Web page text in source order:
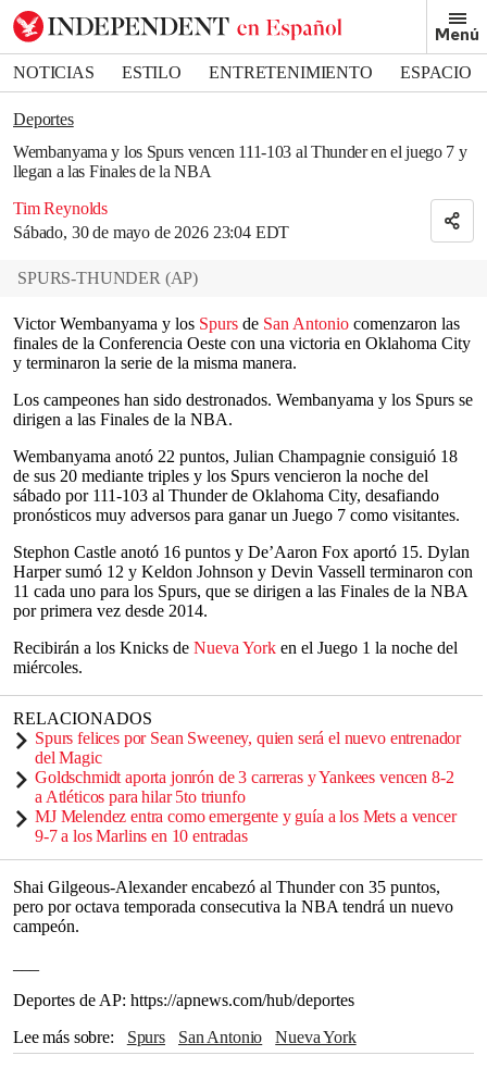
Menú
NOTICIAS ESTILO ENTRETENIMIENTO
ESPACIO
DEPORTES
Deportes
Wembanyama y los Spurs vencen 111-103 al Thunder en el juego 7 y
llegan a las Finales de la NBA
Tim Reynolds
Sábado, 30 de mayo de 2026 23:04 EDT
Bookmark popover
Removed from bookmarks
Close popover
SPURS-THUNDER (AP)
Victor Wembanyama y los Spurs de San Antonio comenzaron las
finales de la Conferencia Oeste con una victoria en Oklahoma City
y terminaron la serie de la misma manera.
Los campeones han sido destronados. Wembanyama y los Spurs se
dirigen a las Finales de la NBA.
Wembanyama anotó 22 puntos, Julian Champagnie consiguió 18
de sus 20 mediante triples y los Spurs vencieron la noche del
sábado por 111-103 al Thunder de Oklahoma City, desafiando
pronósticos muy adversos para ganar un Juego 7 como visitantes.
Stephon Castle anotó 16 puntos y De’Aaron Fox aportó 15. Dylan
Harper sumó 12 y Keldon Johnson y Devin Vassell terminaron con
11 cada uno para los Spurs, que se dirigen a las Finales de la NBA
por primera vez desde 2014.
Recibirán a los Knicks de Nueva York en el Juego 1 la noche del
miércoles.
RELACIONADOS
Spurs felices por Sean Sweeney, quien será el nuevo entrenador
del Magic
Goldschmidt aporta jonrón de 3 carreras y Yankees vencen 8-2
a Atléticos para hilar 5to triunfo
MJ Melendez entra como emergente y guía a los Mets a vencer
9-7 a los Marlins en 10 entradas
Shai Gilgeous-Alexander encabezó al Thunder con 35 puntos,
pero por octava temporada consecutiva la NBA tendrá un nuevo
campeón.
Deportes de AP: https://apnews.com/hub/deportes
Lee más sobre
Spurs San Antonio Nueva York